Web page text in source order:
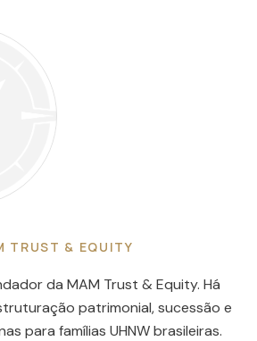
TRUST & EQUITY
da MAM Trust & Equity. Há
patrimonial, sucessão e
para famílias UHNW brasileiras.